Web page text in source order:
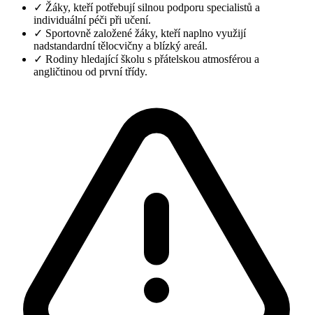
✓ Žáky, kteří potřebují silnou podporu specialistů a
individuální péči při učení.
✓ Sportovně založené žáky, kteří naplno využijí
nadstandardní tělocvičny a blízký areál.
✓ Rodiny hledající školu s přátelskou atmosférou a
angličtinou od první třídy.